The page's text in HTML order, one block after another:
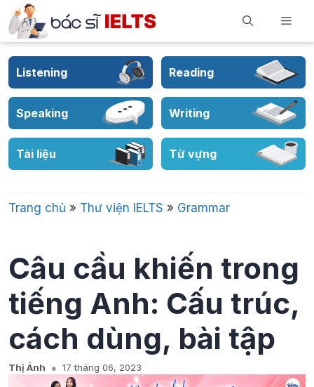
Skip
to
content
Listening Reading
Speaking Writing
Tài liệu Từ vựng
Trang chủ » Thư viện IELTS » Grammar
Câu cầu khiến trong
tiếng Anh: Cấu trúc,
cách dùng, bài tập
Thị Ánh 17 tháng 06, 2023